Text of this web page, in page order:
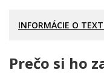
INFORMÁCIE O
Prečo si ho